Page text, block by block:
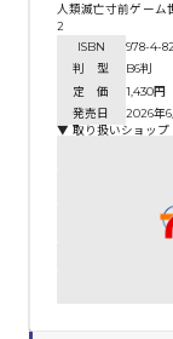
人類滅亡寸前ゲーム
2
ISBN
978-4-
判 型
B6判
定 価
1,430円
発売日
2026年
▼ 取り扱いショップ